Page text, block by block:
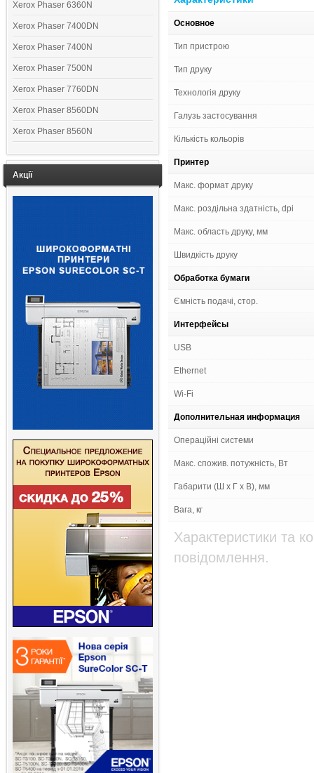
Xerox Phaser 6360N
Xerox Phaser 7400DN
Xerox Phaser 7400N
Xerox Phaser 7500N
Xerox Phaser 7760DN
Xerox Phaser 8560DN
Xerox Phaser 8560N
Акції
Основное
Тип пристрою
Тип друку
Технологія друку
Галузь застосування
Кількість кольорів
Принтер
Макс. формат друку
Макс. роздільна здатність, dpi
Макс. область друку, мм
Швидкість друку
Обработка бумаги
Ємність подачі, стор.
Интерфейсы
USB
Ethernet
Wi-Fi
Дополнительная информация
Операційні системи
Макс. спожив. потужність, Вт
Габарити (Ш х Г х В), мм
Вага, кг
Характеристики та
повідомлення.